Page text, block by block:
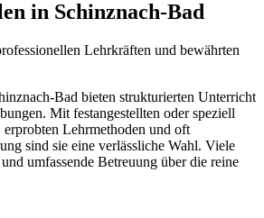
in Schinznach-Bad
Lehrkräften und bewährten
Bad bieten strukturierten Unterricht
Mit festangestellten oder speziell
Lehrmethoden und oft
sind sie eine verlässliche Wahl. Viele
umfassende Betreuung über die reine